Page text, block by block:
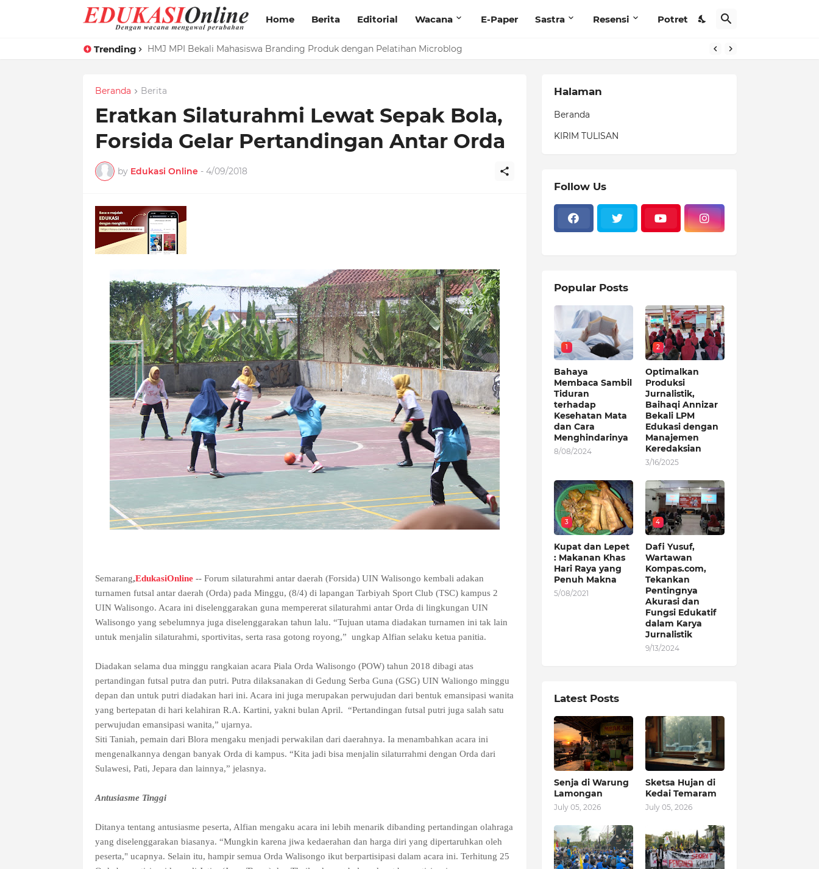
Home Berita Editorial Wacana E-Paper Sastra Resensi Potret
Trending HMJ MPI Bekali Mahasiswa Branding Produk dengan Pelatihan Microblog
Beranda Berita
Eratkan Silaturahmi Lewat Sepak Bola,
Forsida Gelar Pertandingan Antar Orda
by Edukasi Online - 4/09/2018
Semarang,EdukasiOnline-- Forum silaturahmi antar daerah (Forsida) UIN Walisongo kembali adakan
turnamen futsal antar daerah (Orda) pada Minggu, (8/4) di lapangan Tarbiyah Sport Club (TSC) kampus 2
UIN Walisongo. Acara ini diselenggarakan guna mempererat silaturahmi antar Orda di lingkungan UIN
Walisongo yang sebelumnya juga diselenggarakan tahun lalu. “Tujuan utama diadakan turnamen ini tak lain
untuk menjalin silaturahmi, sportivitas, serta rasa gotong royong,” ungkap Alfian selaku ketua panitia.
Diadakan selama dua minggu rangkaian acara Piala Orda Walisongo (POW) tahun 2018 dibagi atas
pertandingan futsal putra dan putri. Putra dilaksanakan di Gedung Serba Guna (GSG) UIN Waliongo minggu
depan dan untuk putri diadakan hari ini. Acara ini juga merupakan perwujudan dari bentuk emansipasi wanita
yang bertepatan di hari kelahiran R.A. Kartini, yakni bulan April. “Pertandingan futsal putri juga salah satu
perwujudan emansipasi wanita,” ujarnya.
Siti Taniah, pemain dari Blora mengaku menjadi perwakilan dari daerahnya. Ia menambahkan acara ini
mengenalkannya dengan banyak Orda di kampus. “Kita jadi bisa menjalin silaturrahmi dengan Orda dari
Sulawesi, Pati, Jepara dan lainnya,” jelasnya.
Antusiasme Tinggi
Ditanya tentang antusiasme peserta, Alfian mengaku acara ini lebih menarik dibanding pertandingan olahraga
yang diselenggarakan biasanya. “Mungkin karena jiwa kedaerahan dan harga diri yang dipertaruhkan oleh
peserta," ucapnya. Selain itu, hampir semua Orda Walisongo ikut berpartisipasi dalam acara ini. Terhitung 25
Halaman
Beranda
KIRIM TULISAN
Follow Us
Popular Posts
1
Bahaya
Membaca Sambil
Tiduran
terhadap
Kesehatan Mata
dan Cara
Menghindarinya
8/08/2024
2
Optimalkan
Produksi
Jurnalistik,
Baihaqi Annizar
Bekali LPM
Edukasi dengan
Manajemen
Keredaksian
3/16/2025
3
Kupat dan Lepet
: Makanan Khas
Hari Raya yang
Penuh Makna
5/08/2021
4
Dafi Yusuf,
Wartawan
Kompas.com,
Tekankan
Pentingnya
Akurasi dan
Fungsi Edukatif
dalam Karya
Jurnalistik
9/13/2024
Latest Posts
Senja di Warung
Lamongan
July 05, 2026
Sketsa Hujan di
Kedai Temaram
July 05, 2026